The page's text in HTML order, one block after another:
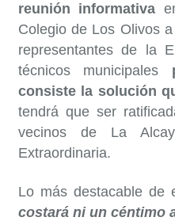
reunión informativa
Colegio de Los Olivos
representantes de la
técnicos municipales
consiste la solución
tendrá que ser
vecinos de La
Extraordinaria.
Lo más destacable de
costará ni un céntimo